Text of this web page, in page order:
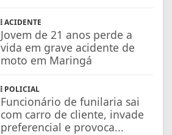
ACIDENTE
Jovem de 21 anos perde a
vida em grave acidente de
moto em Maringá
POLICIAL
Funcionário de funilaria sai
com carro de cliente, invade
preferencial e provoca...